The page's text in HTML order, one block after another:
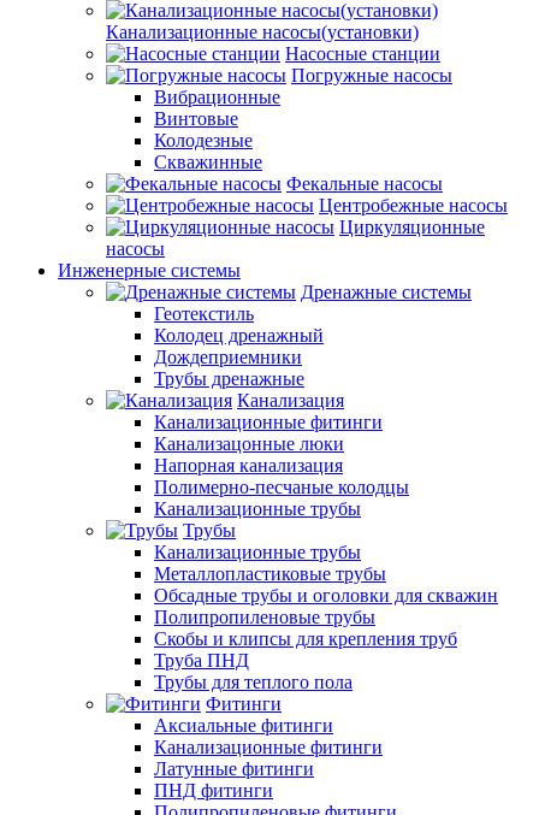
Канализационные насосы(установки)
Насосные станции
Погружные насосы
Вибрационные
Винтовые
Колодезные
Скважинные
Фекальные насосы
Центробежные насосы
Циркуляционные
насосы
Инженерные системы
Дренажные системы
Геотекстиль
Колодец дренажный
Дождеприемники
Трубы дренажные
Канализация
Канализационные фитинги
Канализацонные люки
Напорная канализация
Полимерно-песчаные колодцы
Канализационные трубы
Трубы
Канализационные трубы
Металлопластиковые трубы
Обсадные трубы и оголовки для скважин
Полипропиленовые трубы
Скобы и клипсы для крепления труб
Труба ПНД
Трубы для теплого пола
Фитинги
Аксиальные фитинги
Канализационные фитинги
Латунные фитинги
ПНД фитинги